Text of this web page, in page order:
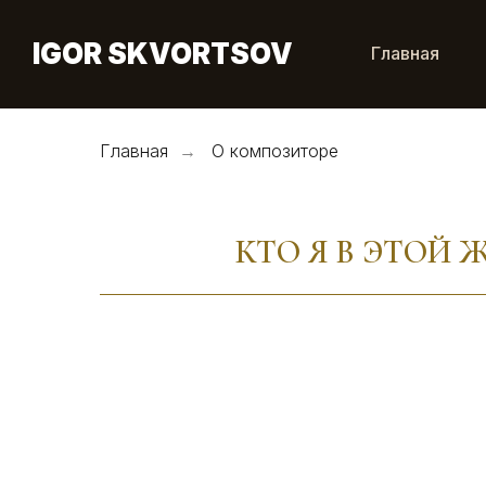
IGOR SKVORTSOV Главная
Главная → О композиторе
КТО Я В ЭТОЙ